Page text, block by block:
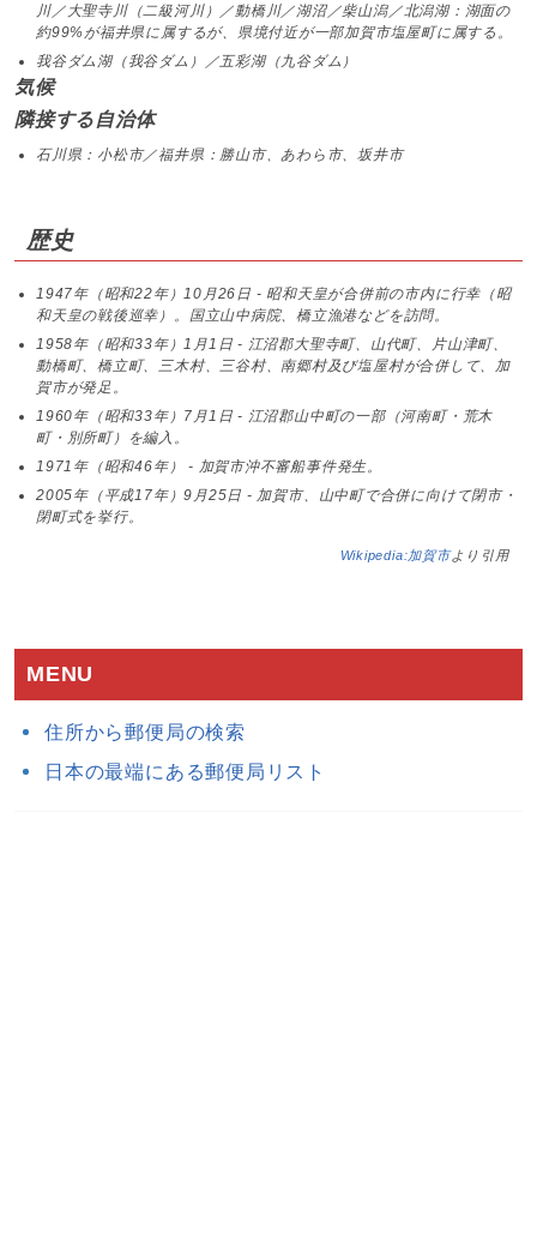
川／大聖寺川（二級河川）／動橋川／湖沼／柴山潟／北潟湖：湖面の
約99%が福井県に属するが、県境付近が一部加賀市塩屋町に属する。
我谷ダム湖（我谷ダム）／五彩湖（九谷ダム）
気候
隣接する自治体
石川県：小松市／福井県：勝山市、あわら市、坂井市
歴史
1947年（昭和22年）10月26日 - 昭和天皇が合併前の市内に行幸（昭
和天皇の戦後巡幸）。国立山中病院、橋立漁港などを訪問。
1958年（昭和33年）1月1日 - 江沼郡大聖寺町、山代町、片山津町、
動橋町、橋立町、三木村、三谷村、南郷村及び塩屋村が合併して、加
賀市が発足。
1960年（昭和33年）7月1日 - 江沼郡山中町の一部（河南町・荒木
町・別所町）を編入。
1971年（昭和46年） - 加賀市沖不審船事件発生。
2005年（平成17年）9月25日 - 加賀市、山中町で合併に向けて閉市・
閉町式を挙行。
Wikipedia:加賀市より引用
MENU
住所から郵便局の検索
日本の最端にある郵便局リスト